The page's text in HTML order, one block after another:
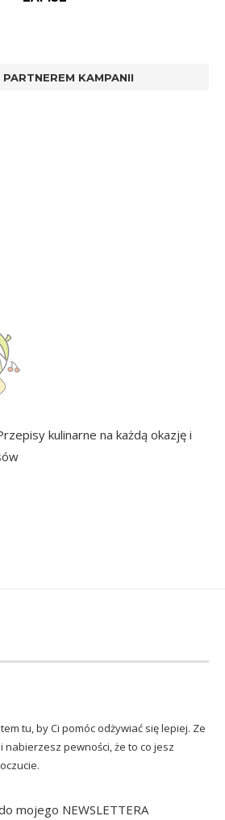
PARTNEREM KAMPANII
tu, by Ci pomóc odżywiać się lepiej. Ze
nabierzesz pewności, że to co jesz
mojego NEWSLETTERA